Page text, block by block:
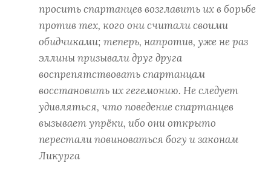
просить спартанцев возглавить их в борьбе
против тех, кого они считали своими
обидчиками; теперь, напротив, уже не раз
эллины призывали друг друга
воспрепятствовать спартанцам
восстановить их гегемонию. Не следует
удивляться, что поведение спартанцев
вызывает упрёки, ибо они открыто
перестали повиноваться богу и законам
Ликурга